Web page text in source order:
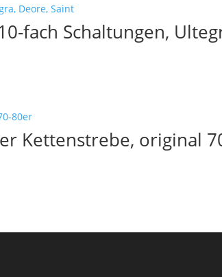
fach Schaltungen,
Kettenstrebe, original